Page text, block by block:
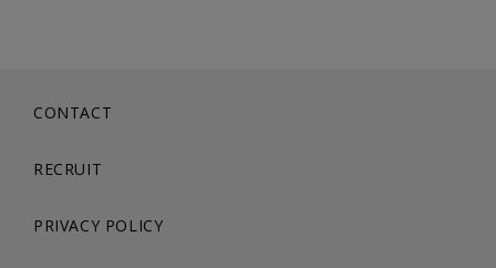
CONTACT
RECRUIT
PRIVACY POLICY